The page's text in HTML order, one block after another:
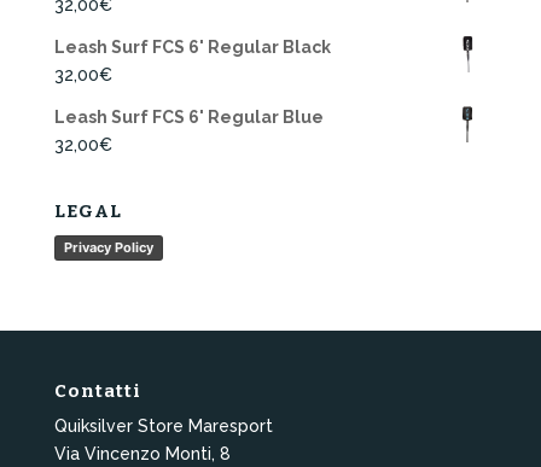
32,00€
Leash Surf FCS 6' Regular Black
32,00€
Leash Surf FCS 6' Regular Blue
32,00€
LEGAL
Privacy Policy
Contatti
Quiksilver Store Maresport
Via Vincenzo Monti, 8